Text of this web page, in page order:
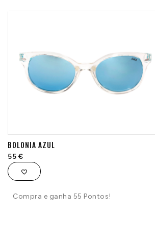
BOLONIA AZUL
55 €
Compra e ganha 55 Pontos!